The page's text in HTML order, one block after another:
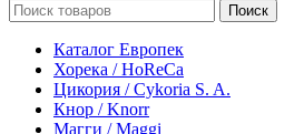
Поиск
Каталог Европек
Хорека / HoReCa
Цикория / Cykoria S. A.
Кнор / Knorr
Магги / Maggi